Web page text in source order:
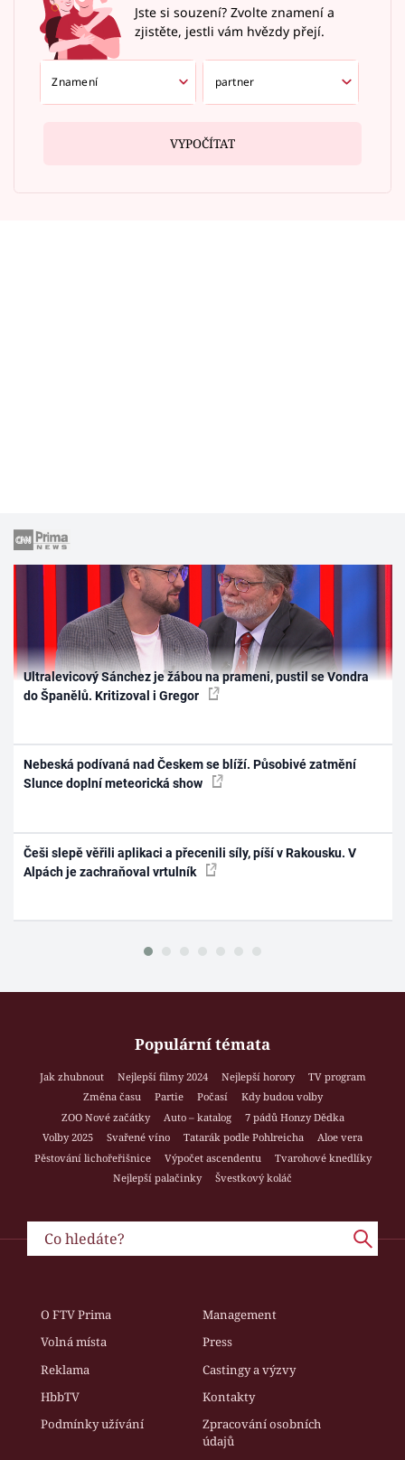
Jste si souzení? Zvolte znamení a
zjistěte, jestli vám hvězdy přejí.
VYPOČÍTAT
Ultralevicový Sánchez je žábou na prameni, pustil se Vondra
do Španělů. Kritizoval i Gregor
Nebeská podívaná nad Českem se blíží. Působivé zatmění
Slunce doplní meteorická show
Češi slepě věřili aplikaci a přecenili síly, píší v Rakousku. V
Alpách je zachraňoval vrtulník
Populární témata
Jak zhubnout Nejlepší filmy 2024 Nejlepší horory
TV program
Změna času
Partie Počasí
Kdy budou volby
ZOO Nové začátky
Auto – katalog
7 pádů Honzy Dědka
Volby 2025
Svařené víno Tatarák podle Pohlreicha
Aloe vera
Pěstování lichořeřišnice
Výpočet ascendentu
Tvarohové knedlíky
Nejlepší palačinky
Švestkový koláč
O FTV Prima
Management
Volná místa
Press
Reklama
Castingy a výzvy
HbbTV
Kontakty
Podmínky užívání
Zpracování osobních
údajů